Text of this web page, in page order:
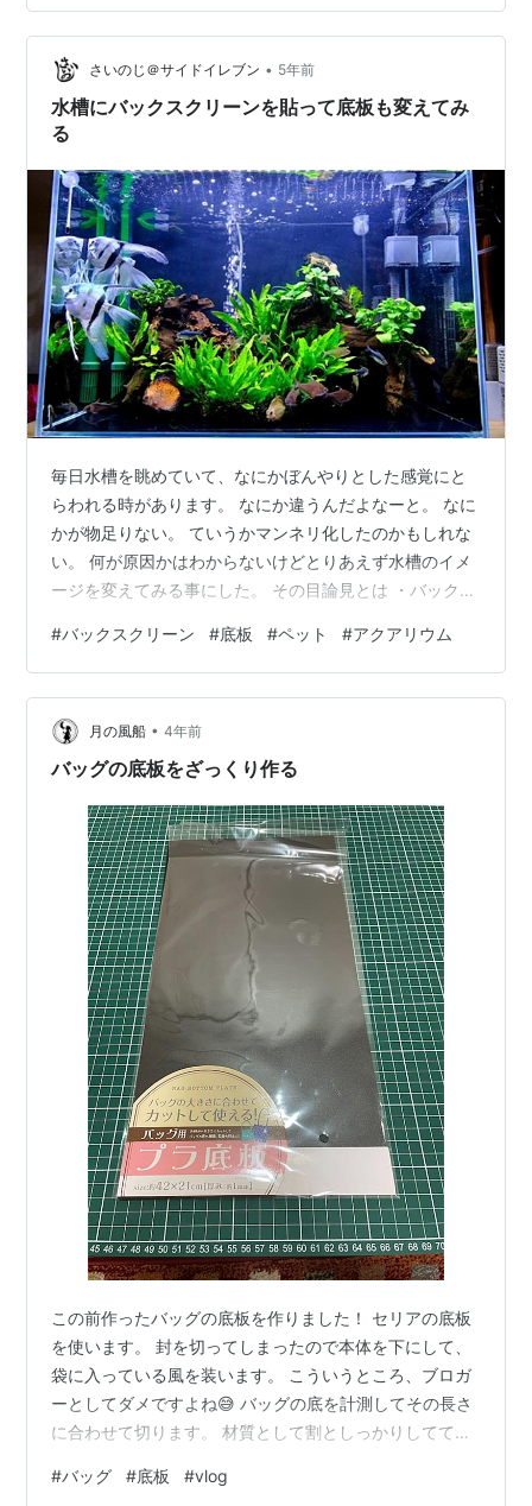
のはこちらのプリアージュ クラブのSサイズ、肩掛けタ
イプです。 プリアージュ クラブのSサイズ 中敷き・底板
の作り方 プリアージュ クラブ Sサイズ 中敷き・底板 …
さいのじ＠サイドイレブン • 5年前
水槽にバックスクリーンを貼って底板も変えてみ
る
毎日水槽を眺めていて、なにかぼんやりとした感覚にと
らわれる時があります。 なにか違うんだよなーと。 なに
かが物足りない。 ていうかマンネリ化したのかもしれな
い。 何が原因かはわからないけどとりあえず水槽のイメ
ージを変えてみる事にした。 その目論見とは ・バックス
ジ。 とはいえこれらは本来水槽を立ち上げる時に行われ
なくてはならない作業かと思う。 これを運用中の水槽で
行う事はどんな状況になるのだろうか。 という事で途中
なれど思い立ったら吉日、上記2項目をやってやろうじゃ
ないのって事でレッツチャレンジ。 ①材料の用意 なに
#バックスクリーン #底板 #ペット #アクアリウム
月の風船 • 4年前
バッグの底板をざっくり作る
この前作ったバッグの底板を作りました！ セリアの底板
を使います。 封を切ってしまったので本体を下にして、
袋に入っている風を装います。 こういうところ、ブロガ
ーとしてダメですよね😅 バッグの底を計測してその長さ
に合わせて切ります。 材質として割としっかりしてて重
ら結構滑って危ない。 意外と簡単に切れるのでオススメ
#バッグ #底板 #vlog